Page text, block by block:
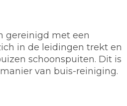
gereinigd met een
in de leidingen trekt en
schoonspuiten. Dit is
van buis-reiniging.